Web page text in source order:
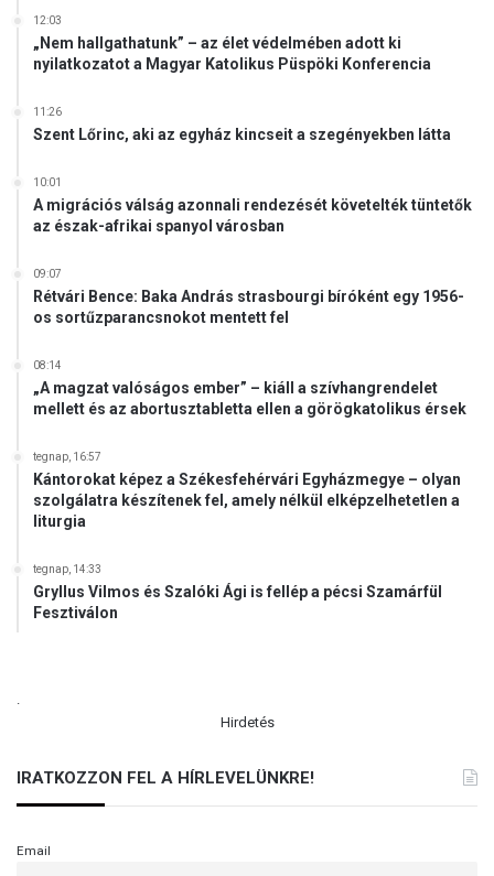
e
o
12:03
„Nem hallgathatunk” – az élet védelmében adott ki
nyilatkozatot a Magyar Katolikus Püspöki Konferencia
11:26
Szent Lőrinc, aki az egyház kincseit a szegényekben látta
10:01
A migrációs válság azonnali rendezését követelték tüntetők
az észak-afrikai spanyol városban
09:07
Rétvári Bence: Baka András strasbourgi bíróként egy 1956-
os sortűzparancsnokot mentett fel
08:14
„A magzat valóságos ember” – kiáll a szívhangrendelet
mellett és az abortusztabletta ellen a görögkatolikus érsek
tegnap, 16:57
Kántorokat képez a Székesfehérvári Egyházmegye – olyan
szolgálatra készítenek fel, amely nélkül elképzelhetetlen a
liturgia
tegnap, 14:33
Gryllus Vilmos és Szalóki Ági is fellép a pécsi Szamárfül
Fesztiválon
.
Hirdetés
IRATKOZZON FEL A HÍRLEVELÜNKRE!
Email